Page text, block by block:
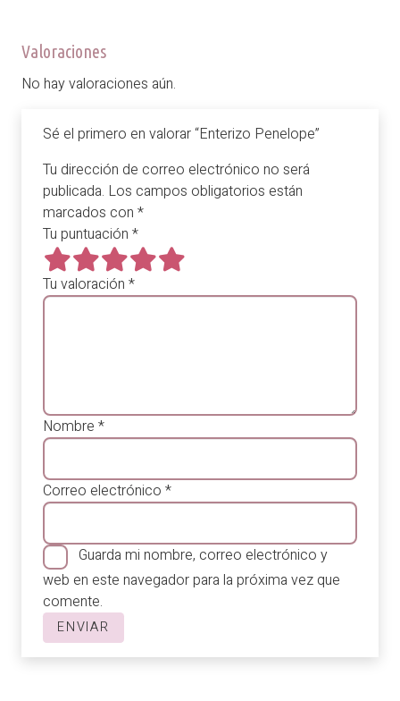
Valoraciones
No hay valoraciones aún.
Sé el primero en valorar “Enterizo Penelope”
Tu dirección de correo electrónico no será
publicada. Los campos obligatorios están
marcados con *
Tu puntuación *
Tu valoración *
Nombre *
Correo electrónico *
Guarda mi nombre, correo electrónico y
web en este navegador para la próxima vez que
comente.